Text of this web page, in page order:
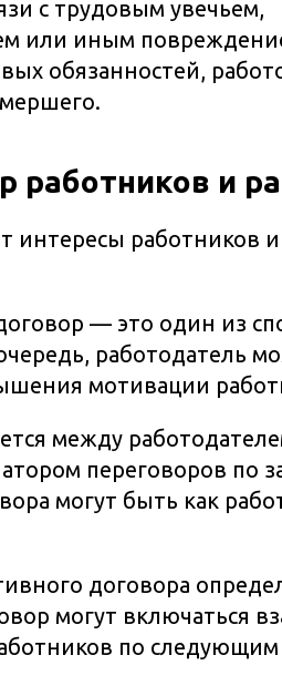
с трудовым увечьем,
или иным
обязанностей,
работников и
интересы работников и
— это один из
работодатель
мотивации
между
переговоров по
могут быть как
договора
могут включаться
по